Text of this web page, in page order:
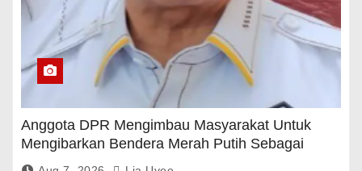
Anggota DPR Mengimbau Masyarakat Untuk
Mengibarkan Bendera Merah Putih Sebagai
Tanda Rasa Terima Kasih